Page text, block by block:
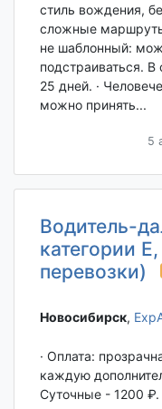
стиль вождения,
сложные
не шаблонный:
подстраиваться.
25 дней. ·
можно принять...
5
Водитель-
категории
перевозки)
Новосибирск‎,
· Оплата:
каждую
Суточные - 1200 ₽.